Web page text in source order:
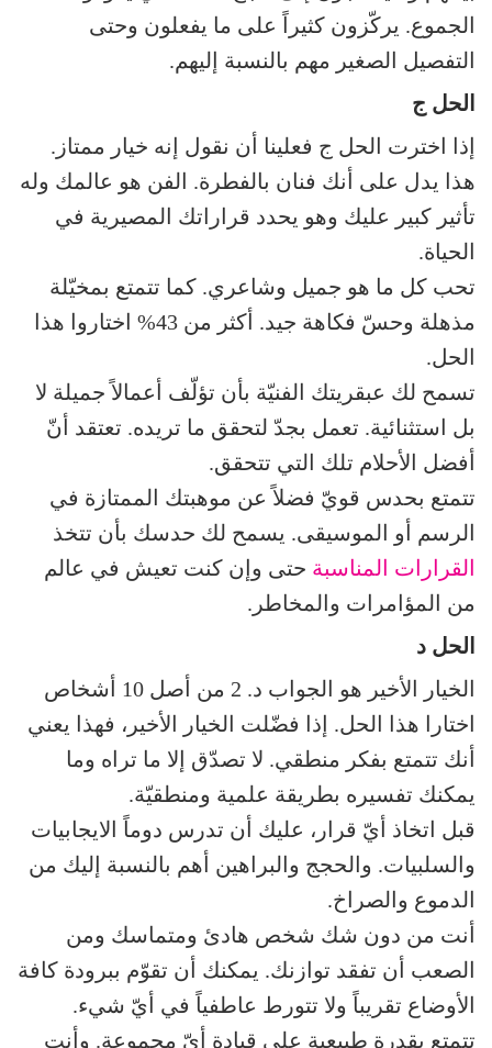
الجموع. يركّزون كثيراً على ما يفعلون وحتى
التفصيل الصغير مهم بالنسبة إليهم.
الحل ج
إذا اخترت الحل ج فعلينا أن نقول إنه خيار ممتاز.
هذا يدل على أنك فنان بالفطرة. الفن هو عالمك وله
تأثير كبير عليك وهو يحدد قراراتك المصيرية في
الحياة.
تحب كل ما هو جميل وشاعري. كما تتمتع بمخيّلة
مذهلة وحسّ فكاهة جيد. أكثر من 43% اختاروا هذا
الحل.
تسمح لك عبقريتك الفنيّة بأن تؤلّف أعمالاً جميلة لا
بل استثنائية. تعمل بجدّ لتحقق ما تريده. تعتقد أنّ
أفضل الأحلام تلك التي تتحقق.
تتمتع بحدس قويّ فضلاً عن موهبتك الممتازة في
الرسم أو الموسيقى. يسمح لك حدسك بأن تتخذ
القرارات المناسبة حتى وإن كنت تعيش في عالم
من المؤامرات والمخاطر.
الحل د
الخيار الأخير هو الجواب د. 2 من أصل 10 أشخاص
اختارا هذا الحل. إذا فضّلت الخيار الأخير، فهذا يعني
أنك تتمتع بفكر منطقي. لا تصدّق إلا ما تراه وما
يمكنك تفسيره بطريقة علمية ومنطقيّة.
قبل اتخاذ أيّ قرار، عليك أن تدرس دوماً الايجابيات
والسلبيات. والحجج والبراهين أهم بالنسبة إليك من
الدموع والصراخ.
أنت من دون شك شخص هادئ ومتماسك ومن
الصعب أن تفقد توازنك. يمكنك أن تقوّم ببرودة كافة
الأوضاع تقريباً ولا تتورط عاطفياً في أيّ شيء.
تتمتع بقدرة طبيعية على قيادة أيّ مجموعة. وأنت